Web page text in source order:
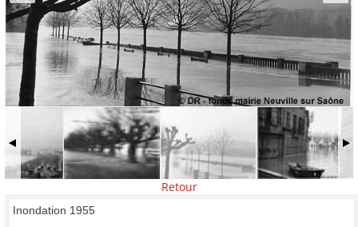
Retour
Inondation 1955